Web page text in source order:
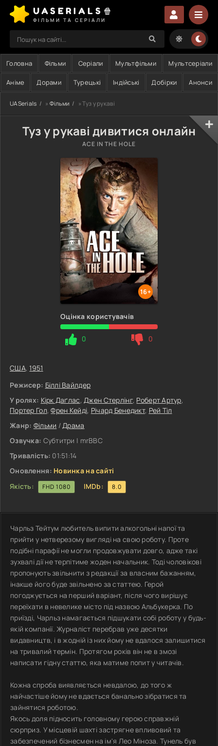
UASERIALS🍿
ФІЛЬМИ ТА СЕРІАЛИ
Головна Фільми Серіали Мультфільми Мультсеріали
Аніме Дорами Турецькі Індійські Добірки Анонси
UASerials » Фільми » Туз у рукаві
Туз у рукаві дивитися онлайн
ACE IN THE HOLE
16+
Оцінка користувачів
0 0
США,1951
Режисер: Біллі Вайлдер
У ролях: Кірк Даґлас,Джен Стерлінг, Роберт Артур,
Портер Гол,Френ Кейді, Річард Бенедикт, Рей Тіл
Жанр: Фільми /Драма
Озвучка: Субтитри | mrBBC
Тривалість: 01:51:14
Оновлення: Новинка на сайті
Якість:
FHD 1080 IMDb: 8.0
Чарльз Тейтум любитель випити алкогольні напої та
прийти у нетверезому вигляді на свою роботу. Проте
подібні парафії не могли продовжувати довго, адже такі
зухвалі дії не терпітиме жоден начальник. Тоді чоловікові
пропонують звільнити з редакції за власним бажанням,
інакше його буде звільнено за статтею. Герой
погоджується на перший варіант, після чого вирішує
переїхати в невелике місто під назвою Альбукерка. По
приїзді, Чарльз намагається підшукати собі роботу у будь-
якій компанії. Журналіст перебрав уже десятки
видавництв, і в жодній із них йому не вдалося залишитися
на тривалий термін. Протягом років він не в змозі
написати гідну статтю, яка матиме попит у читачів.
Кожна спроба виявляється невдалою, до того ж
найчастіше йому не вдається банально зібратися та
зайнятися роботою.
Якось доля підносить головному герою справжній
сюрприз. У місцевій шахті застрягне впливовий та
забезпечений бізнесмен на ім'я Лео Міноза. Тунель був